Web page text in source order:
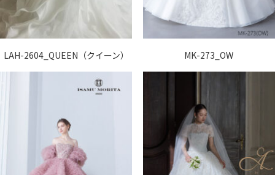
LAH-2604_QUEEN（クイーン） MK-273_OW